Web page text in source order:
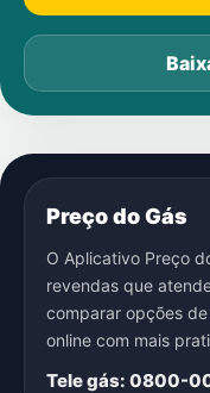
Preço do Gás
O Aplicativo Preço
revendas que
comparar opções
online com mais
Tele gás: 0800-